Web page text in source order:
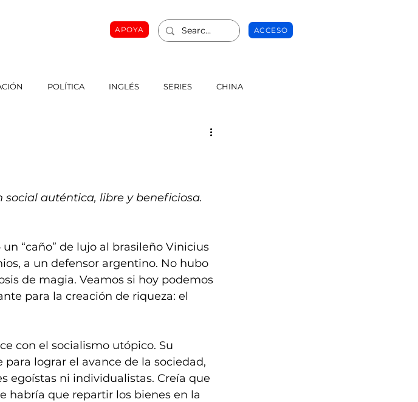
APOYA ACCESO
POLÍTICA INGLÉS SERIES CHINA
auténtica, libre y beneficiosa.
“caño” de lujo al brasileño Vinicius
a un defensor argentino. No hubo
de magia. Veamos si hoy podemos
para la creación de riqueza: el
con el socialismo utópico. Su
lograr el avance de la sociedad,
egoístas ni individualistas. Creía que
habría que repartir los bienes en la